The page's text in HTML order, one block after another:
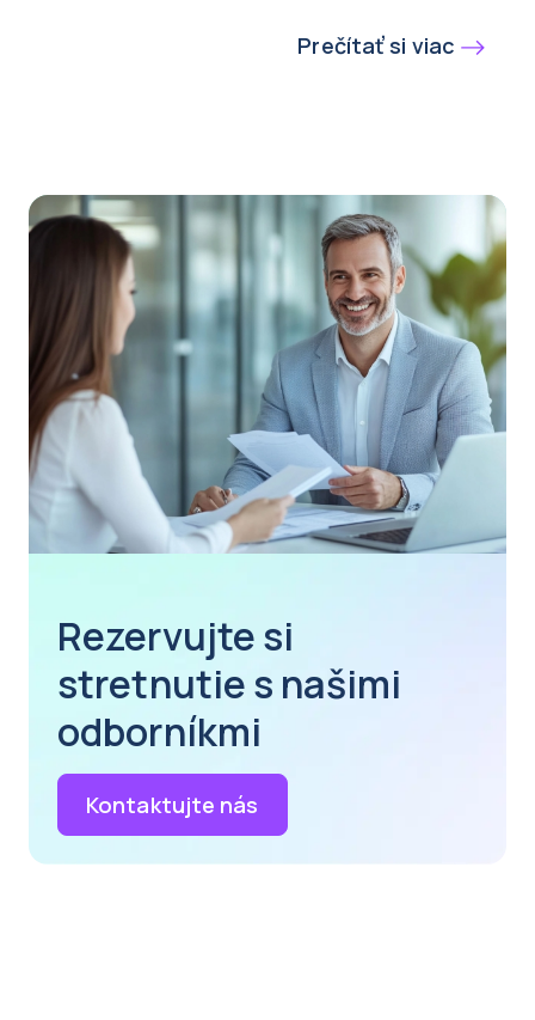
Prečítať si viac
Rezervujte si
stretnutie s našimi
odborníkmi
Kontaktujte nás